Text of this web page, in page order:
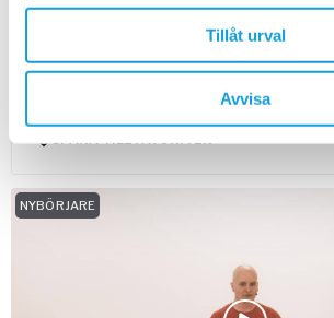
Tillåt urval
Avvisa
Hypofysövning – lindra din migrän
Per Söder
En magisk övning att göra när du
SPARA TILL FAVORITER
NYBÖRJARE